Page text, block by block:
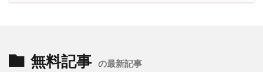
無料記事 の最新記事